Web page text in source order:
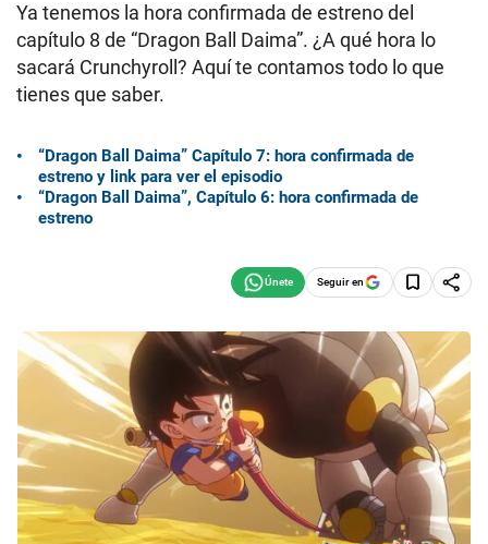
Ya tenemos la hora confirmada de estreno del
capítulo 8 de “Dragon Ball Daima”. ¿A qué hora lo
sacará Crunchyroll? Aquí te contamos todo lo que
tienes que saber.
“Dragon Ball Daima” Capítulo 7: hora confirmada de
estreno y link para ver el episodio
“Dragon Ball Daima”, Capítulo 6: hora confirmada de
estreno
Seguir en